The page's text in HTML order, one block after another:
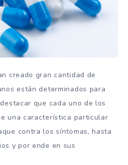
creado gran cantidad de
están determinados para
que cada uno de los
una característica particular
contra los síntomas, hasta
y por ende en sus